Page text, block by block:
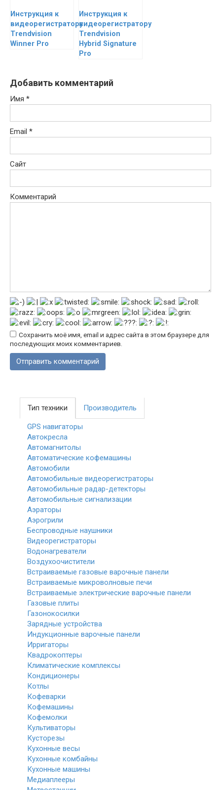
Инструкция к
видеорегистратору
Trendvision
Winner Pro
Инструкция к
видеорегистратору
Trendvision
Hybrid Signature
Pro
Добавить комментарий
Имя *
Email *
Сайт
Комментарий
Сохранить моё имя, email и адрес сайта в этом браузере для
последующих моих комментариев.
Тип техники Производитель
GPS навигаторы
Автокресла
Автомагнитолы
Автоматические кофемашины
Автомобили
Автомобильные видеорегистраторы
Автомобильные радар-детекторы
Автомобильные сигнализации
Аэраторы
Аэрогрили
Беспроводные наушники
Видеорегистраторы
Водонагреватели
Воздухоочистители
Встраиваемые газовые варочные панели
Встраиваемые микроволновые печи
Встраиваемые электрические варочные панели
Газовые плиты
Газонокосилки
Зарядные устройства
Индукционные варочные панели
Ирригаторы
Квадрокоптеры
Климатические комплексы
Кондиционеры
Котлы
Кофеварки
Кофемашины
Кофемолки
Культиваторы
Кусторезы
Кухонные весы
Кухонные комбайны
Кухонные машины
Медиаплееры